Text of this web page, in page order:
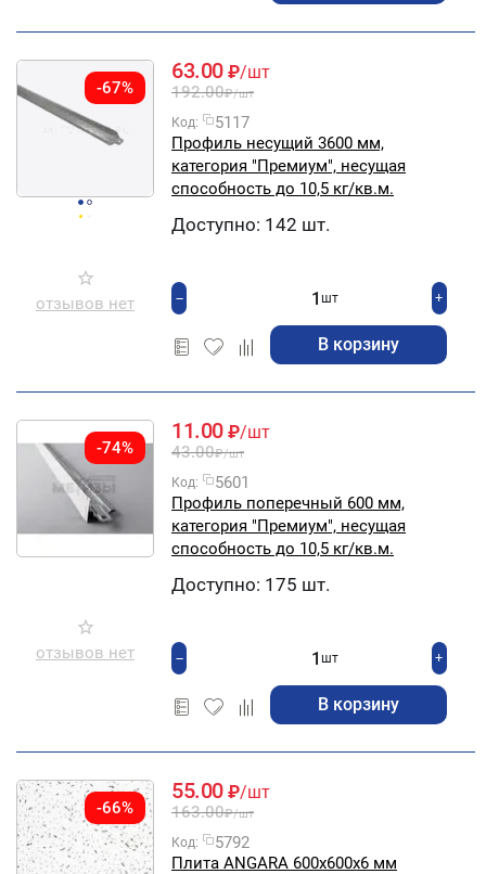
-67%
отзывов нет
63.00 ₽/шт
192.00₽/шт
Код:
5117
Профиль несущий 3600 мм,
категория "Премиум", несущая
способность до 10,5 кг/кв.м.
Доступно: 142 шт.
+
шт
−
В корзину
-74%
отзывов нет
11.00 ₽/шт
43.00₽/шт
Код:
5601
Профиль поперечный 600 мм,
категория "Премиум", несущая
способность до 10,5 кг/кв.м.
Доступно: 175 шт.
+
шт
−
В корзину
-66%
55.00 ₽/шт
163.00₽/шт
Код:
5792
Плита ANGARA 600х600х6 мм